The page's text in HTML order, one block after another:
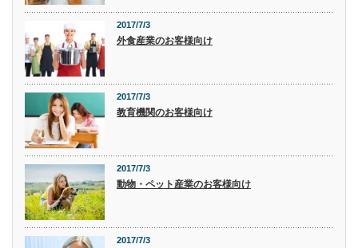
2017/7/3
外食産業のお客様向け
2017/7/3
教育機関のお客様向け
2017/7/3
動物・ペット産業のお客様向け
2017/7/3